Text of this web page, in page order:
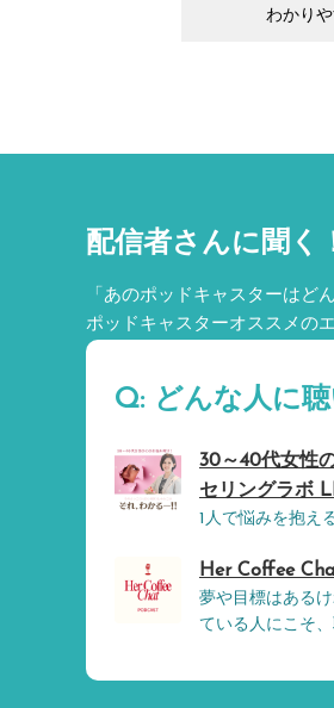
わかりや
配信者さんに聞く
「あのポッドキャスターはど
ポッドキャスターオススメの
Q: どんな人に
30～40代女性
セリングラボ
1人で悩みを抱え
Her Coffee
夢や目標はある
ている人にこそ